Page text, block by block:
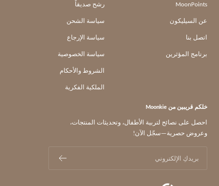
MoonPoints
عن السيليكون
اتصل بنا
برنامج المؤثرين
رشح صديقاً
سياسة الشحن
سياسة الإرجاع
سياسة الخصوصية
الشروط والأحكام
الملكية الفكرية
خلكم قريبين من Moonkie
احصل على نصائح لتربية الأطفال، وتحديثات المنتجات،
وعروض حصرية—سجّل الآن!
بريدكِ الإلكتروني